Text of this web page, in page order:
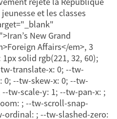
et les classes
New Grand
Affairs</em>, 3
solid rgb(221, 32, 60);
translate-x: 0; --tw-
--tw-skew-x: 0; --tw-
tw-scale-y: 1; --tw-pan-x: ;
; --tw-scroll-snap-
; --tw-slashed-zero: